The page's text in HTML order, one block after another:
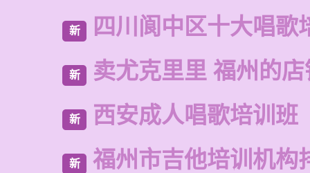
新 四川阆中区十大唱歌
新 卖尤克里里 福州的店
新 西安成人唱歌培训班
新 福州市吉他培训机构